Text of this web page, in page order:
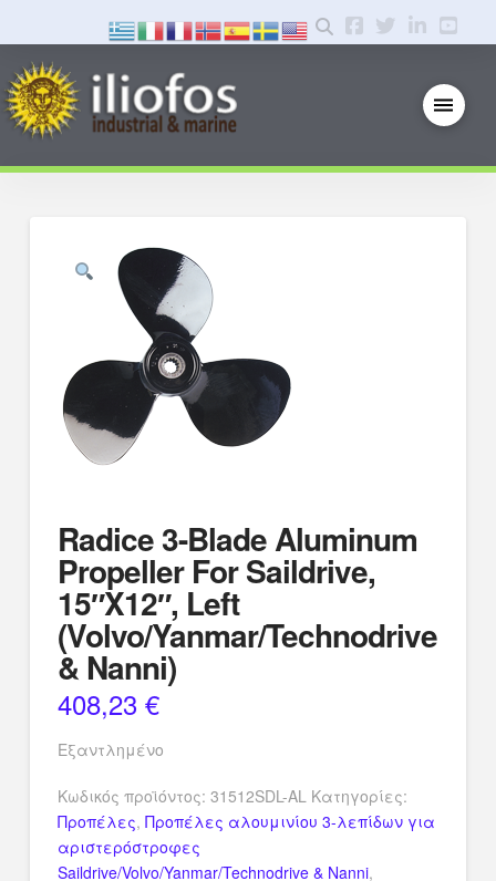
Radice 3-Blade Aluminum
Propeller For Saildrive,
15″X12″, Left
(Volvo/Yanmar/Technodrive
& Nanni)
408,23 €
Εξαντλημένο
Κωδικός προϊόντος: 31512SDL-AL Κατηγορίες:
Προπέλες, Προπέλες αλουμινίου 3-λεπίδων για
αριστερόστροφες
Saildrive/Volvo/Yanmar/Technodrive & Nanni,